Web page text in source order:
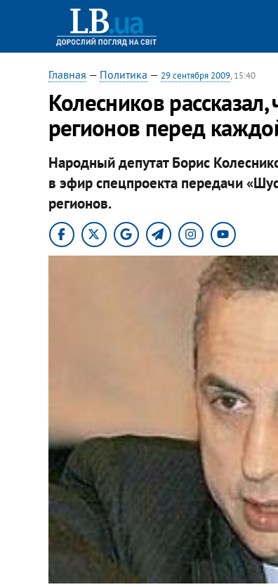
Главная — Политика — 29 сентября 2009, 15:40
Колесников
регионов перед
Народный депутат Борис
в эфир спецпроекта передачи
регионов.